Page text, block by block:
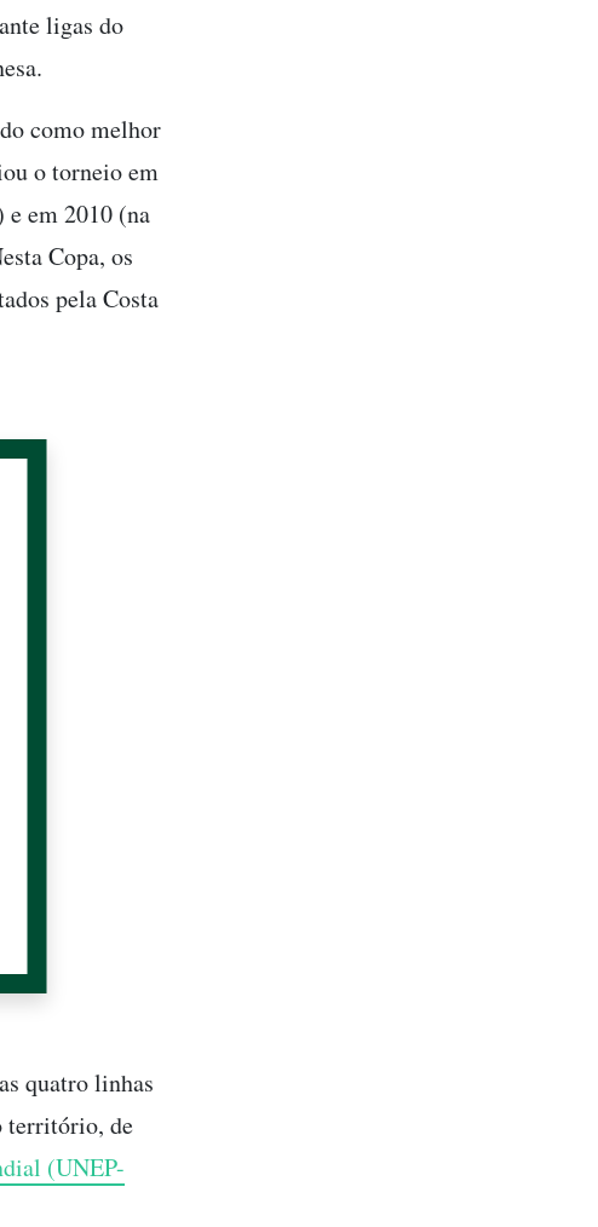
ligas do
como melhor
o torneio em
em 2010 (na
Copa, os
pela Costa
quatro linhas
território, de
(UNEP-